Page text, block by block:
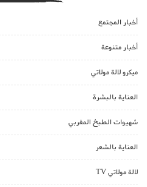
أخبار المجتمع
أخبار متنوعة
ميكرو لالة مولاتي
العناية بالبشرة
شهيوات الطبخ المغربي
العناية بالشعر
لالة مولاتي TV